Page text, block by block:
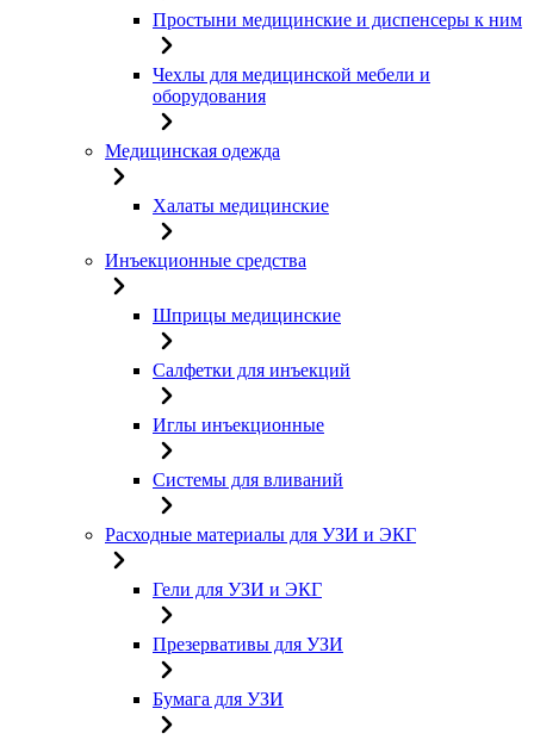
Простыни медицинские и диспенсеры к ним
Чехлы для медицинской мебели и
оборудования
Медицинская одежда
Халаты медицинские
Инъекционные средства
Шприцы медицинские
Салфетки для инъекций
Иглы инъекционные
Системы для вливаний
Расходные материалы для УЗИ и ЭКГ
Гели для УЗИ и ЭКГ
Презервативы для УЗИ
Бумага для УЗИ